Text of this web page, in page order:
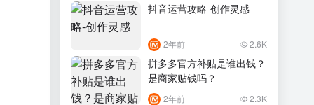
抖音运营攻略-创作灵感
2年前 2.6K
拼多多官方补贴是谁出钱？
是商家贴钱吗？
2年前 2.3K